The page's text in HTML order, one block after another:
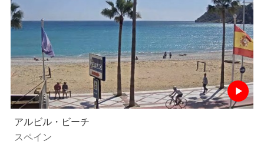
アルビル・ビーチ
スペイン